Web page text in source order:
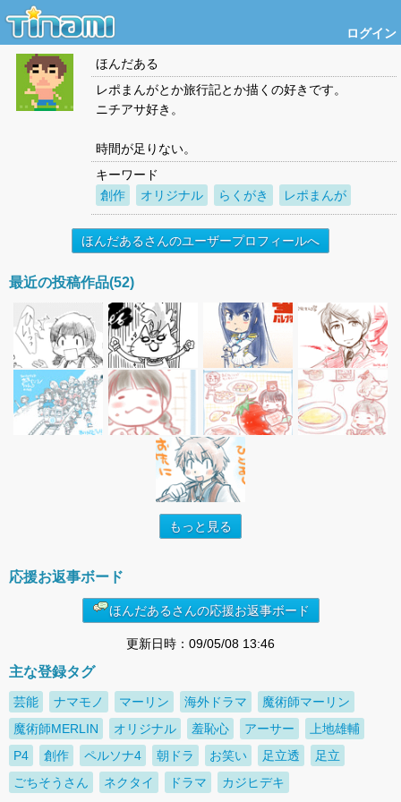
ログイン
ほんだある
レポまんがとか旅行記とか描くの好きです。
ニチアサ好き。
時間が足りない。
キーワード
創作
オリジナル らくがき レポまんが
ほんだあるさんのユーザープロフィールへ
最近の投稿作品(52)
もっと見る
応援お返事ボード
ほんだあるさんの応援お返事ボード
更新日時：09/05/08 13:46
主な登録タグ
芸能 ナマモノ マーリン 海外ドラマ
魔術師マーリン
魔術師MERLIN
オリジナル 羞恥心 アーサー
上地雄輔
P4
創作 ペルソナ4 朝ドラ お笑い 足立透
足立
ごちそうさん
ネクタイ ドラマ カジヒデキ